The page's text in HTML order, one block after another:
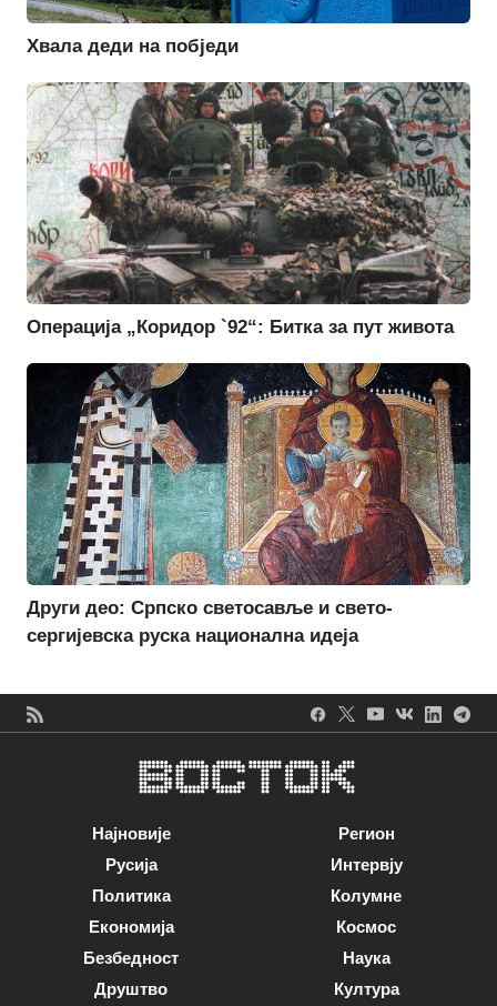
Хвала деди на побједи
Операција „Коридор `92“: Битка за пут живота
Други део: Српско светосавље и свето-
сергијевска руска национална идеја
Најновије
Русија
Политика
Економија
Безбедност
Друштво
Регион
Интервју
Колумне
Космос
Наука
Култура